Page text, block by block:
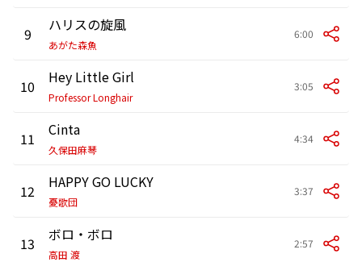
9 ハリスの旋風
あがた森魚
6:00
10 Hey Little Girl
Professor Longhair
3:05
11 Cinta
久保田麻琴
4:34
12 HAPPY GO LUCKY
憂歌団
3:37
13 ボロ・ボロ
高田 渡
2:57